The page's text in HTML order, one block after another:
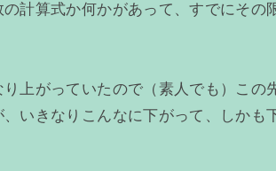
計算式か何かがあって、すでにその
上がっていたので（素人でも）この
いきなりこんなに下がって、しかも